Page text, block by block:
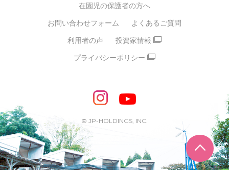
ページ
スポーツ保育園
モンテッソーリ式保育園
STEAMS保育・学童
えいご
めざせ！バイリンガル！
めざせ！アスリート教室
ピアノ教室♪ ドレミっこ
めざせ!HIPHOPダンサー!
SDGsについて在園児の保護者の方へ
お問い合わせフォーム よくあるご質問
利用者の声 投資家情報
プライバシーポリシー
© JP-HOLDINGS, INC.